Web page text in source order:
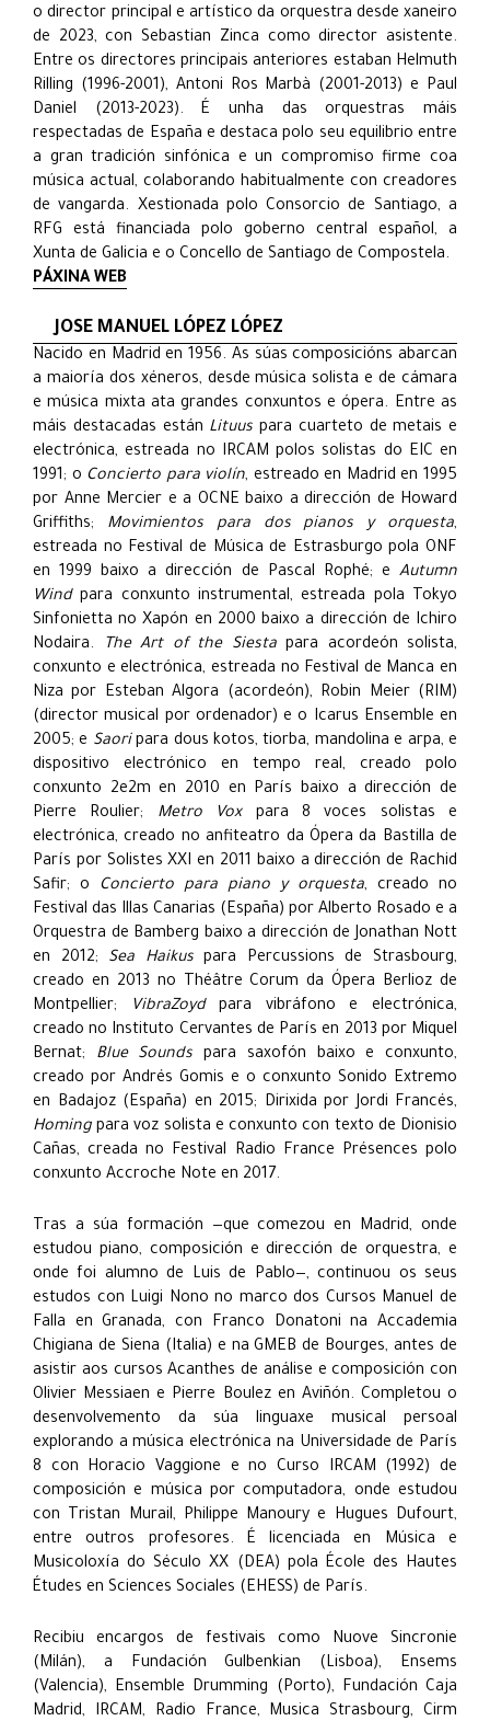
o director principal e artístico da orquestra desde xaneiro
de 2023, con Sebastian Zinca como director asistente.
Entre os directores principais anteriores estaban Helmuth
Rilling (1996-2001), Antoni Ros Marbà (2001-2013) e Paul
Daniel (2013-2023). É unha das orquestras máis
respectadas de España e destaca polo seu equilibrio entre
a gran tradición sinfónica e un compromiso firme coa
música actual, colaborando habitualmente con creadores
de vangarda. Xestionada polo Consorcio de Santiago, a
RFG está financiada polo goberno central español, a
Xunta de Galicia e o Concello de Santiago de Compostela.
PÁXINA WEB
JOSE MANUEL LÓPEZ LÓPEZ
Nacido en Madrid en 1956. As súas composicións abarcan
a maioría dos xéneros, desde música solista e de cámara
e música mixta ata grandes conxuntos e ópera. Entre as
máis destacadas están Lituus para cuarteto de metais e
electrónica, estreada no IRCAM polos solistas do EIC en
1991; o Concierto para violín, estreado en Madrid en 1995
por Anne Mercier e a OCNE baixo a dirección de Howard
Griffiths; Movimientos para dos pianos y orquesta,
estreada no Festival de Música de Estrasburgo pola ONF
en 1999 baixo a dirección de Pascal Rophé; e Autumn
Windpara conxunto instrumental, estreada pola Tokyo
Sinfonietta no Xapón en 2000 baixo a dirección de Ichiro
Nodaira.
The Art of the Siestapara acordeón solista,
conxunto e electrónica, estreada no Festival de Manca en
Niza por Esteban Algora (acordeón), Robin Meier (RIM)
(director musical por ordenador) e o Icarus Ensemble en
2005; e Saoripara dous kotos, tiorba, mandolina e arpa, e
dispositivo electrónico en tempo real, creado polo
conxunto 2e2m en 2010 en París baixo a dirección de
Pierre Roulier; Metro Voxpara 8 voces solistas e
electrónica, creado no anfiteatro da Ópera da Bastilla de
París por Solistes XXI en 2011 baixo a dirección de Rachid
Safir; o Concierto para piano y orquesta, creado no
Festival das Illas Canarias (España) por Alberto Rosado e a
Orquestra de Bamberg baixo a dirección de Jonathan Nott
en 2012; Sea Haikuspara Percussions de Strasbourg,
creado en 2013 no Théâtre Corum da Ópera Berlioz de
Montpellier;
VibraZoydpara vibráfono e electrónica,
creado no Instituto Cervantes de París en 2013 por Miquel
Bernat; Blue Sounds para saxofón baixo e conxunto,
creado por Andrés Gomis e o conxunto Sonido Extremo
en Badajoz (España) en 2015; Dirixida por Jordi Francés,
Homingpara voz solista e conxunto con texto de Dionisio
Cañas, creada no Festival Radio France Présences polo
conxunto Accroche Note en 2017.
Tras a súa formación —que comezou en Madrid, onde
estudou piano, composición e dirección de orquestra, e
onde foi alumno de Luis de Pablo—, continuou os seus
estudos con Luigi Nono no marco dos Cursos Manuel de
Falla en Granada, con Franco Donatoni na Accademia
Chigiana de Siena (Italia) e na GMEB de Bourges, antes de
asistir aos cursos Acanthes de análise e composición con
Olivier Messiaen e Pierre Boulez en Aviñón. Completou o
desenvolvemento da súa linguaxe musical persoal
explorando a música electrónica na Universidade de París
8 con Horacio Vaggione e no Curso IRCAM (1992) de
composición e música por computadora, onde estudou
con Tristan Murail, Philippe Manoury e Hugues Dufourt,
entre outros profesores. É licenciada en Música e
Musicoloxía do Século XX (DEA) pola École des Hautes
Études en Sciences Sociales (EHESS) de París.
Recibiu encargos de festivais como Nuove Sincronie
(Milán), a Fundación Gulbenkian (Lisboa), Ensems
(Valencia), Ensemble Drumming (Porto), Fundación Caja
Madrid, IRCAM, Radio France, Musica Strasbourg, Cirm